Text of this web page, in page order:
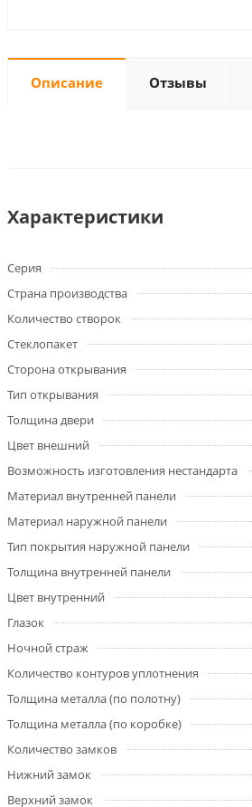
Описание Отзывы
Характеристики
Серия
Страна производства
Количество створок
Стеклопакет
Сторона открывания
Тип открывания
Толщина двери
Цвет внешний
Возможность изготовления нестандарта
Материал внутренней панели
Материал наружной панели
Тип покрытия наружной панели
Толщина внутренней панели
Цвет внутренний
Глазок
Ночной страж
Количество контуров уплотнения
Толщина металла (по полотну)
Толщина металла (по коробке)
Количество замков
Нижний замок
Верхний замок